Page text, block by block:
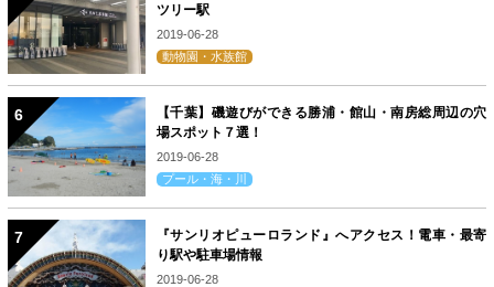
ツリー駅
2019-06-28
動物園・水族館
【千葉】磯遊びができる勝浦・館山・南房総周辺の穴
場スポット７選！
2019-06-28
プール・海・川
『サンリオピューロランド』へアクセス！電車・最寄
り駅や駐車場情報
2019-06-28